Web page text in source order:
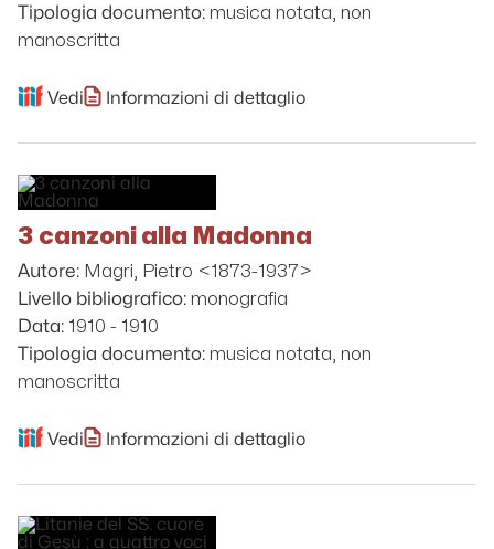
Tipologia documento: musica notata, non
manoscritta
Vedi Informazioni di dettaglio
3 canzoni alla Madonna
Autore: Magri, Pietro <1873-1937>
Livello bibliografico: monografia
Data: 1910 - 1910
Tipologia documento: musica notata, non
manoscritta
Vedi Informazioni di dettaglio